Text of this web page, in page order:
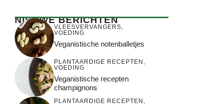
NIEUWE BERICHTEN
VLEESVERVANGERS,
VOEDING
Veganistische notenballetjes
PLANTAARDIGE RECEPTEN ,
VOEDING
Veganistische recepten
champignons
PLANTAARDIGE RECEPTEN ,